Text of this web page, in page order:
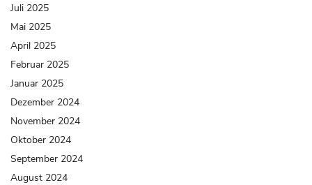
Juli 2025
Mai 2025
April 2025
Februar 2025
Januar 2025
Dezember 2024
November 2024
Oktober 2024
September 2024
August 2024